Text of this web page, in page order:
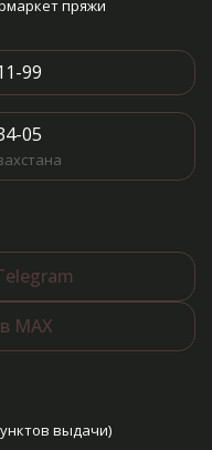
пряжи
99
05
MAX
выдачи)